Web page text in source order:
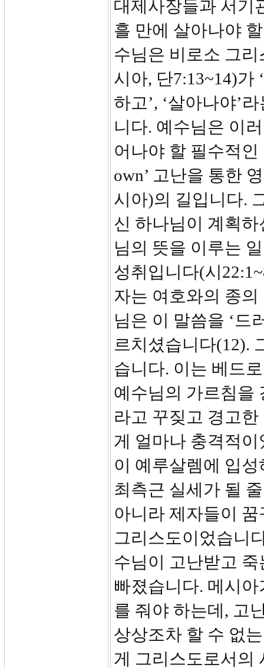
대제사장들과 서기
흘 만에 살아나야
수님은 비로소 그
시아, 단7:13~14)가
하고’, ‘살아나야’
니다. 예수님은 이
어나야 할 필수적인
own’ 고난을 통한
시아)의 길입니다.
신 하나님이 계획
님의 뜻을 이루는
성취입니다(시
자는 여호와의 종
님은 이 말씀을 ‘드
르치셨습니다(12).
습니다. 이는 베드
예수님의 가르침을
라고 꾸짖고 경고
게 얼마나 충격적
이 예루살렘에 입
최측근 실세가 될
아니라 제자들이
그리스도이었습니
수님이 고난받고
빠졌습니다. 메시
를 줘야 하는데, 고
상상조차 할 수 없
게 그리스도로서의